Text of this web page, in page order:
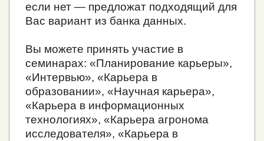
если нет — предложат подходящий для
Вас вариант из банка данных.
Вы можете принять участие в
семинарах: «Планирование карьеры»,
«Интервью», «Карьера в
образовании», «Научная карьера»,
«Карьера в информационных
технологиях», «Карьера агронома
исследователя», «Карьера в